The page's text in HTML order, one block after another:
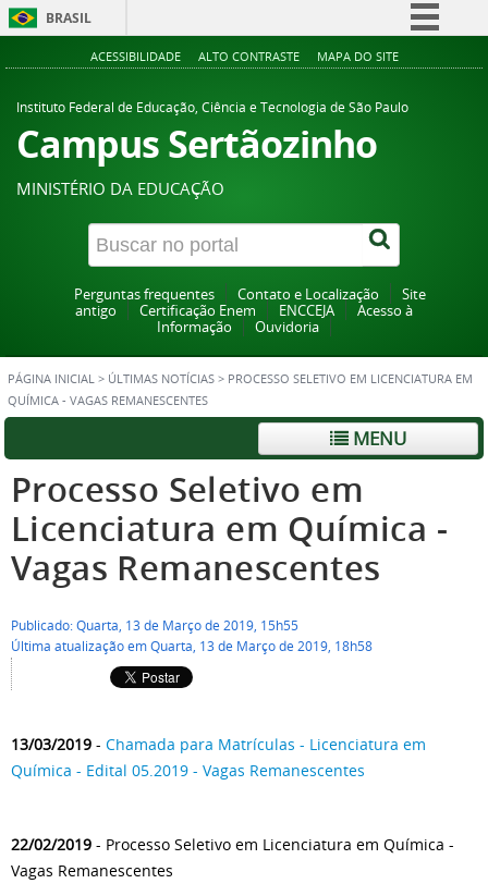
BRASIL
Simplifique!
Acesso à informação
Canais
ACESSIBILIDADE ALTO CONTRASTE MAPA DO SITE
Instituto Federal de Educação, Ciência e Tecnologia de São Paulo
Campus Sertãozinho
MINISTÉRIO DA EDUCAÇÃO
Perguntas frequentes Contato e Localização
Site
antigo
Certificação Enem ENCCEJA
Acesso à
Informação
Ouvidoria
PÁGINA INICIAL > ÚLTIMAS NOTÍCIAS > PROCESSO SELETIVO EM LICENCIATURA EM
QUÍMICA - VAGAS REMANESCENTES
MENU
Processo Seletivo em
Licenciatura em Química -
Vagas Remanescentes
Publicado: Quarta, 13 de Março de 2019, 15h55
Última atualização em Quarta, 13 de Março de 2019, 18h58
13/03/2019 - Chamada para Matrículas - Licenciatura em
Química - Edital 05.2019 - Vagas Remanescentes
22/02/2019 - Processo Seletivo em Licenciatura em Química -
Vagas Remanescentes